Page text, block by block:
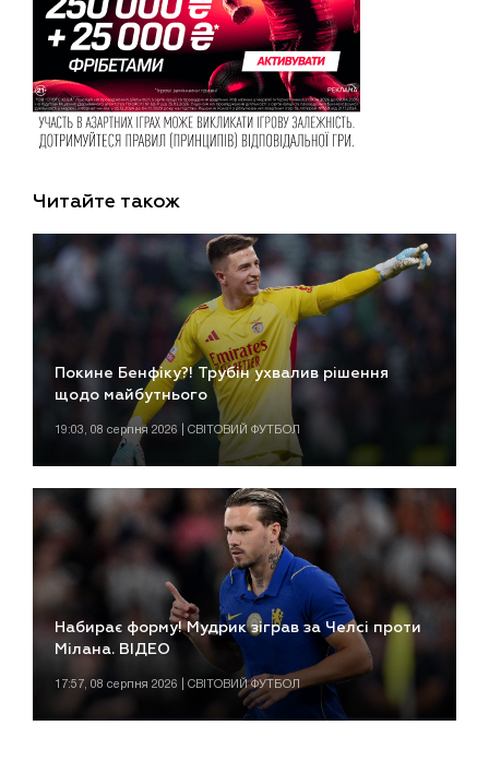
Читайте також
Покине Бенфіку?! Трубін ухвалив рішення
щодо майбутнього
19:03, 08 серпня 2026 | СВІТОВИЙ ФУТБОЛ
Набирає форму! Мудрик зіграв за Челсі проти
Мілана. ВІДЕО
17:57, 08 серпня 2026 | СВІТОВИЙ ФУТБОЛ